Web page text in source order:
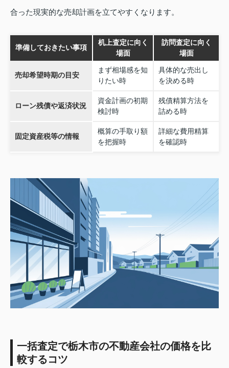
合った現実的な売却計画を立てやすくなります。
準備しておきたい事項
机上査定に向く
場面
訪問査定に向く
場面
売却希望時期の目安
まず相場感を知
りたい時
具体的な売出し
を決める時
ローン残債や返済状況
資金計画の初期
検討時
残債精算方法を
詰める時
固定資産税等の情報
概算の手取り額
を把握時
詳細な費用精算
を確認時
一括査定で栃木市の不動産会社の価格を比
較するコツ